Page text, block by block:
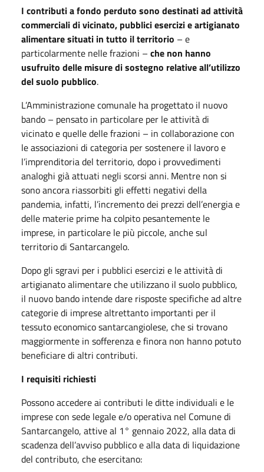
I contributi a fondo perduto sono destinati ad attività
commerciali di vicinato, pubblici esercizi e artigianato
alimentare situati in tutto il territorio – e
particolarmente nelle frazioni – che non hanno
usufruito delle misure di sostegno relative all’utilizzo
del suolo pubblico.
L’Amministrazione comunale ha progettato il nuovo
bando – pensato in particolare per le attività di
vicinato e quelle delle frazioni – in collaborazione con
le associazioni di categoria per sostenere il lavoro e
l’imprenditoria del territorio, dopo i provvedimenti
analoghi già attuati negli scorsi anni. Mentre non si
sono ancora riassorbiti gli effetti negativi della
pandemia, infatti, l’incremento dei prezzi dell’energia e
delle materie prime ha colpito pesantemente le
imprese, in particolare le più piccole, anche sul
territorio di Santarcangelo.
Dopo gli sgravi per i pubblici esercizi e le attività di
artigianato alimentare che utilizzano il suolo pubblico,
il nuovo bando intende dare risposte specifiche ad altre
categorie di imprese altrettanto importanti per il
tessuto economico santarcangiolese, che si trovano
maggiormente in sofferenza e finora non hanno potuto
beneficiare di altri contributi.
I requisiti richiesti
Possono accedere ai contributi le ditte individuali e le
imprese con sede legale e/o operativa nel Comune di
Santarcangelo, attive al 1° gennaio 2022, alla data di
scadenza dell’avviso pubblico e alla data di liquidazione
del contributo, che esercitano: